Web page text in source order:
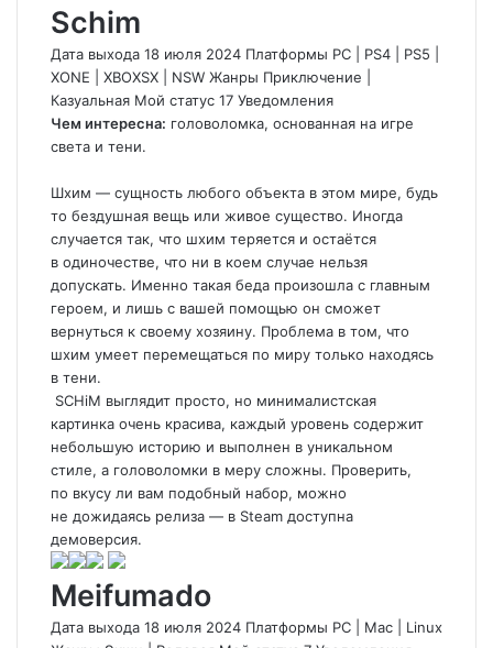
Schim
Дата выхода 18 июля 2024 Платформы PC PS4 PS5
XONE
XBOXSX NSW Жанры Приключение
Казуальная Мой статус 17 Уведомления
Чем интересна: головоломка, основанная на игре
света и тени.
Шхим — сущность любого объекта в этом мире, будь
то бездушная вещь или живое существо. Иногда
случается так, что шхим теряется и остаётся
в одиночестве, что ни в коем случае нельзя
допускать. Именно такая беда произошла с главным
героем, и лишь с вашей помощью он сможет
вернуться к своему хозяину. Проблема в том, что
шхим умеет перемещаться по миру только находясь
в тени.
SCHiM выглядит просто, но минималистская
картинка очень красива, каждый уровень содержит
небольшую историю и выполнен в уникальном
стиле, а головоломки в меру сложны. Проверить,
по вкусу ли вам подобный набор, можно
не дожидаясь релиза — в Steam доступна
демоверсия.
Meifumado
Дата выхода 18 июля 2024 Платформы PC Mac
Linux